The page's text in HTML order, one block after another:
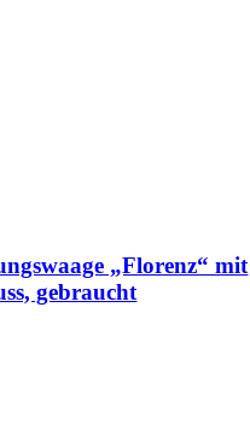
„Florenz“ mit
gebraucht